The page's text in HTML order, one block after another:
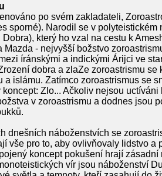
po svém zakladateli,
sporné). Narodil se v
který ho vzal na cestu k
Mazda - nejvyšší božstvo
íránskými a indickými Árijci ve
dobra a zlaZe zoroastrismu
a islámu. Zatímco zoroastrismus se
Zlo... Ačkoliv nejsou
v zoroastrismu a dodnes jsou
dnešních náboženstvích se
vše pro to, aby ovlivňovaly lidstvo
koncept pokušení hrají
vír jsou náboženství